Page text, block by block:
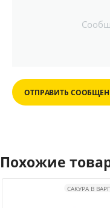
ОТПРАВИТЬ
Похожие
САКУРА В